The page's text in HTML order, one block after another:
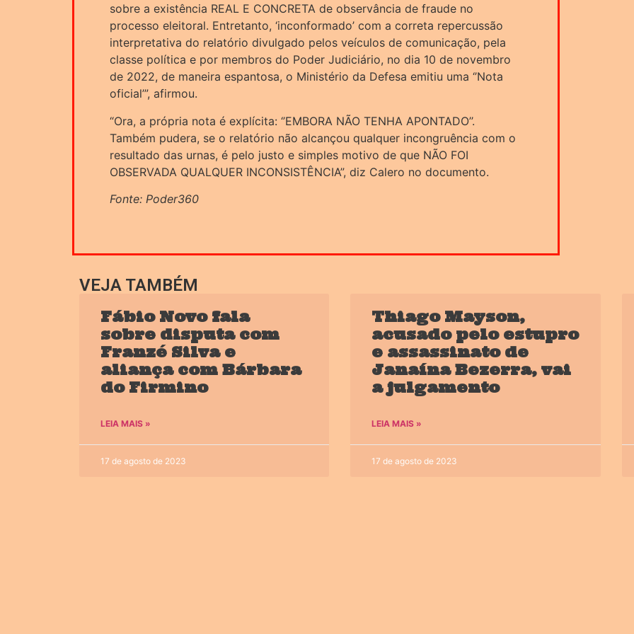
sobre a existência REAL E CONCRETA de observância de fraude no
processo eleitoral. Entretanto, ‘inconformado’ com a correta repercussão
interpretativa do relatório divulgado pelos veículos de comunicação, pela
classe política e por membros do Poder Judiciário, no dia 10 de novembro
de 2022, de maneira espantosa, o Ministério da Defesa emitiu uma ‘’Nota
oficial’”, afirmou.
“Ora, a própria nota é explícita: ‘’EMBORA NÃO TENHA APONTADO’’.
Também pudera, se o relatório não alcançou qualquer incongruência com o
resultado das urnas, é pelo justo e simples motivo de que NÃO FOI
OBSERVADA QUALQUER INCONSISTÊNCIA”, diz Calero no documento.
Fonte: Poder360
VEJA TAMBÉM
Fábio Novo fala
sobre disputa com
Franzé Silva e
aliança com Bárbara
do Firmino
LEIA MAIS »
17 de agosto de 2023
Thiago Mayson,
acusado pelo estupro
e assassinato de
Janaína Bezerra, vai
a julgamento
LEIA MAIS »
17 de agosto de 2023